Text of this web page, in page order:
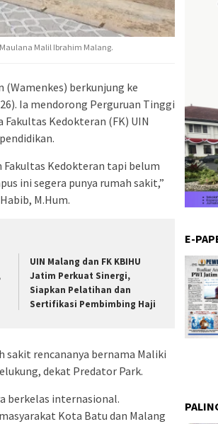
Malil Ibrahim Malang.
(Wamenkes) berkunjung ke
Ia mendorong Perguruan Tinggi
Kedokteran (FK) UIN
Fakultas Kedokteran tapi belum
ini segera punya rumah sakit,”
M.Hum.
UIN Malang dan FK KBIHU
Jatim Perkuat Sinergi,
Siapkan Pelatihan dan
Sertifikasi Pembimbing Haji
sakit rencananya bernama Maliki
dekat Predator Park.
berkelas internasional.
Kota Batu dan Malang
E-